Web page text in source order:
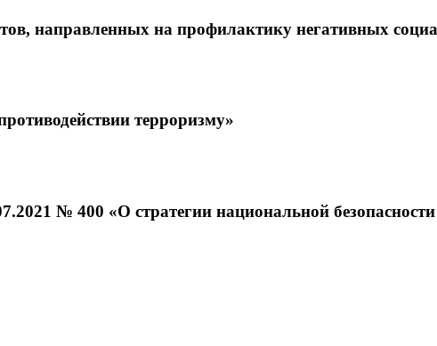
направленных на профилактику негативных
терроризму»
№ 400 «О стратегии национальной